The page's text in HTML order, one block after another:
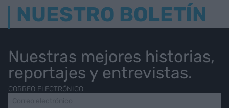
NUESTRO BOLETÍN
Nuestras mejores historias,
reportajes y entrevistas.
CORREO ELECTRÓNICO